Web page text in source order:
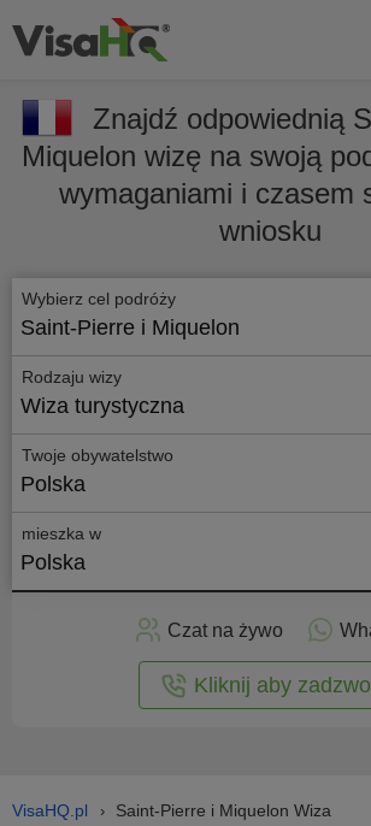
Znajdź odpowiednią
Miquelon wizę na swoją
wymaganiami i czasem
wniosku
Wybierz cel podróży
Saint-Pierre i Miquelon
Rodzaju wizy
Wiza turystyczna
Twoje obywatelstwo
Polska
mieszka w
Polska
Złóż
Czat na żywo
Kliknij aby
VisaHQ.pl › Saint-Pierre i Miquelon Wiza